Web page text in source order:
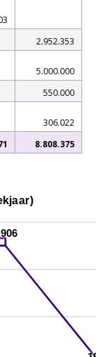
2.952.353
5.000.000
550.000
306.022
8.808.375